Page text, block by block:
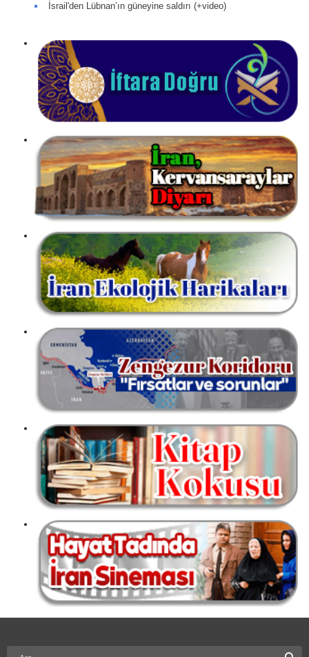
İsrail'den Lübnan’ın güneyine saldırı (+video)